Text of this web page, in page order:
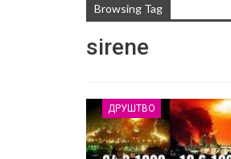
Browsing Tag
sirene
ДРУШТВО